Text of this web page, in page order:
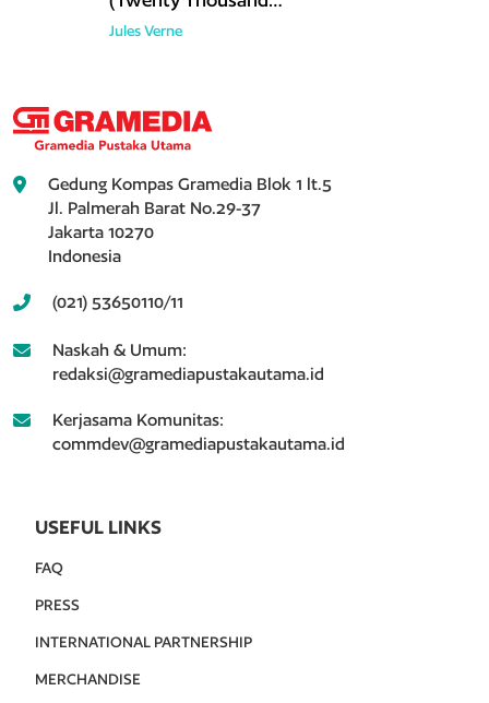
Leagues Under the
Jules Verne
Gedung Kompas Gramedia Blok 1 lt.5
Jl. Palmerah Barat No.29-37
Jakarta 10270
Indonesia
(021) 53650110/11
Naskah & Umum:
redaksi@gramediapustakautama.id
Kerjasama Komunitas:
commdev@gramediapustakautama.id
USEFUL LINKS
FAQ
PRESS
INTERNATIONAL PARTNERSHIP
MERCHANDISE